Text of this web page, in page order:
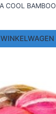
COOL BAMBOO